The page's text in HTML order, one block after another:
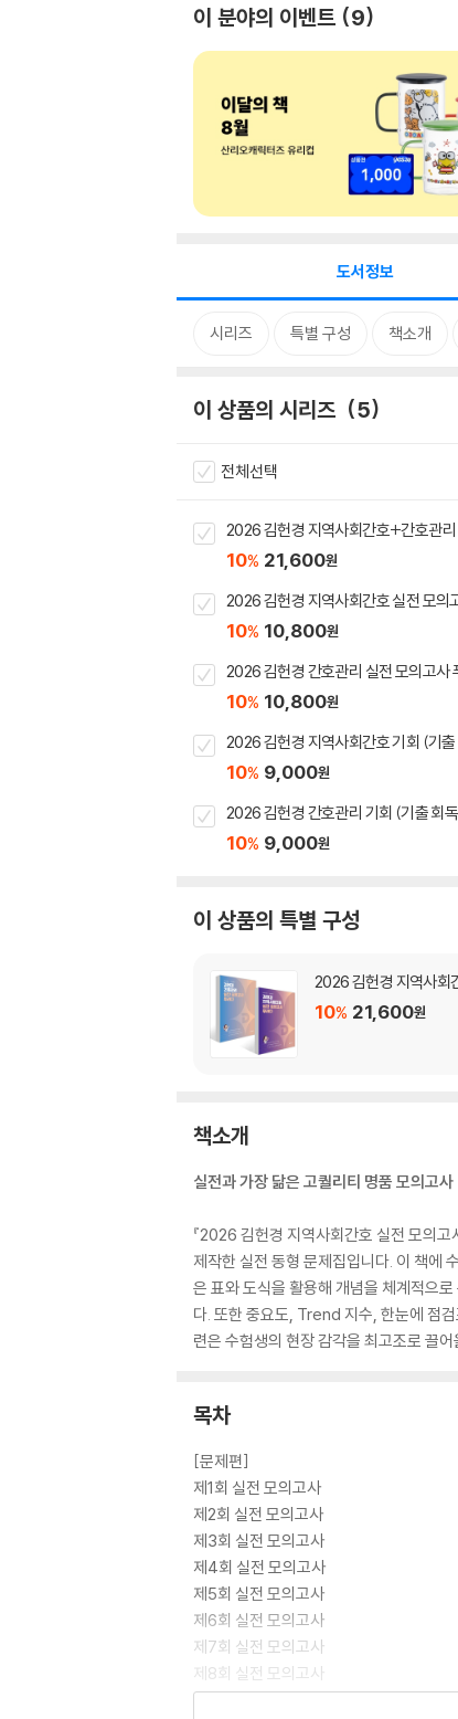
이 분야의 이벤트 9
도서정보
시리즈 특별 구성 책소개
이 상품의 시리즈 5
전체선택
2026 김헌경 지역사회간호+간호관리
10% 21,600원
2026 김헌경 지역사회간호 실전 모의
10% 10,800원
2026 김헌경 간호관리 실전 모의고사
10% 10,800원
2026 김헌경 지역사회간호 기회 (기
10% 9,000원
2026 김헌경 간호관리 기회 (기출 회
10% 9,000원
이 상품의 특별 구성
2026 김헌경 지역사회
10% 21,600원
책소개
실전과 가장 닮은 고퀄리티 명품 모의고사
『2026 김헌경 지역사회간호 실전 모의
제작한 실전 동형 문제집입니다. 이 책에
은 표와 도식을 활용해 개념을 체계적으
다. 또한 중요도, Trend 지수, 한눈에 점
련은 수험생의 현장 감각을 최고조로 끌
목차
[문제편]
제1회 실전 모의고사
제2회 실전 모의고사
제3회 실전 모의고사
제4회 실전 모의고사
제5회 실전 모의고사
제6회 실전 모의고사
제7회 실전 모의고사
제8회 실전 모의고사
제9회 실전 모의고사